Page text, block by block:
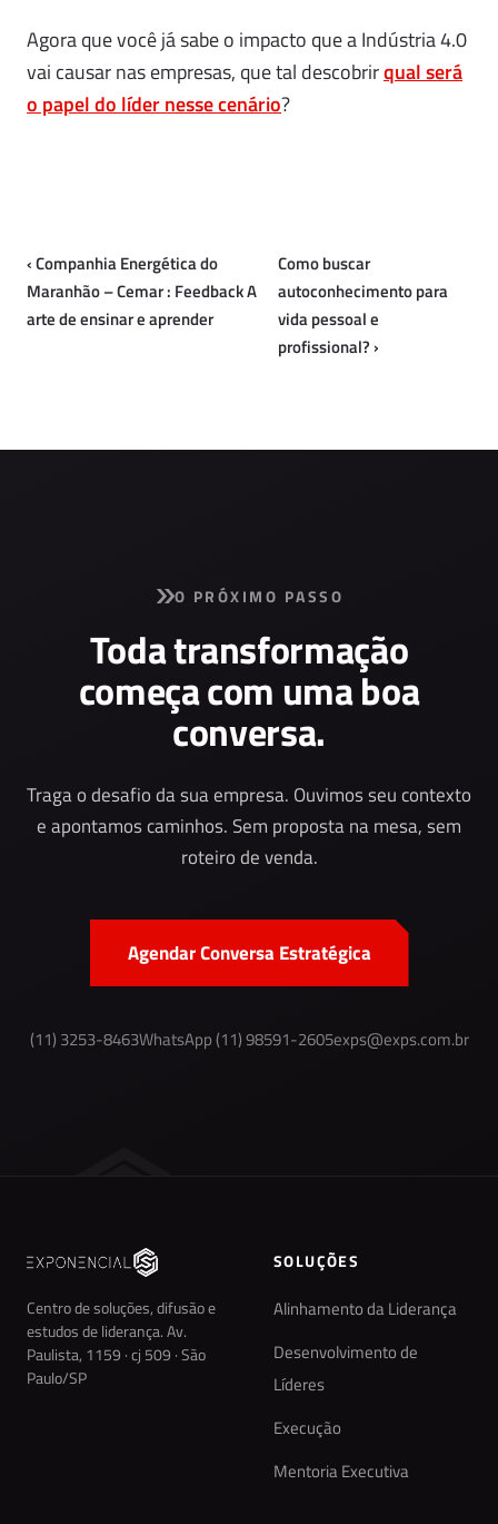
Agora que você já sabe o impacto que a Indústria 4.0
vai causar nas empresas, que tal descobrirqual será
o papel do líder nesse cenário?
‹Companhia Energética do
Maranhão – Cemar : Feedback A
arte de ensinar e aprender
Como buscar
autoconhecimento para
vida pessoal e
profissional?›
O PRÓXIMO PASSO
Toda transformação
começa com uma boa
conversa.
Traga o desafio da sua empresa. Ouvimos seu contexto
e apontamos caminhos. Sem proposta na mesa, sem
roteiro de venda.
Agendar Conversa Estratégica
(11) 3253-8463WhatsApp (11) 98591-2605exps@exps.com.br
Centro de soluções, difusão e
estudos de liderança. Av.
Paulista, 1159 · cj 509 · São
Paulo/SP
SOLUÇÕES
Alinhamento da Liderança
Desenvolvimento de
Líderes
Execução
Mentoria Executiva